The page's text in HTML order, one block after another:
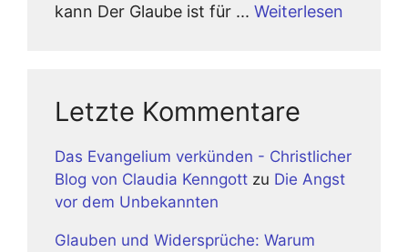
kann Der Glaube ist für ... Weiterlesen
Letzte Kommentare
Das Evangelium verkünden - Christlicher
Blog von Claudia Kenngott zu Die Angst
vor dem Unbekannten
Glauben und Widersprüche: Warum